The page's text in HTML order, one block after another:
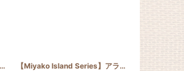
ドルフィンのハーフティッシュBOX HQHALF_DOL]
【Miyako Island Series】アラマンダ 30cm